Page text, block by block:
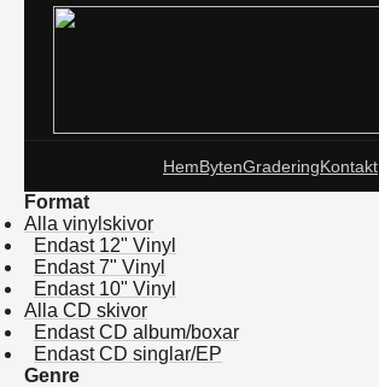
HemBytenGraderingKontakt
Format
Alla vinylskivor
Endast 12" Vinyl
Endast 7" Vinyl
Endast 10" Vinyl
Alla CD skivor
Endast CD album/boxar
Endast CD singlar/EP
Genre